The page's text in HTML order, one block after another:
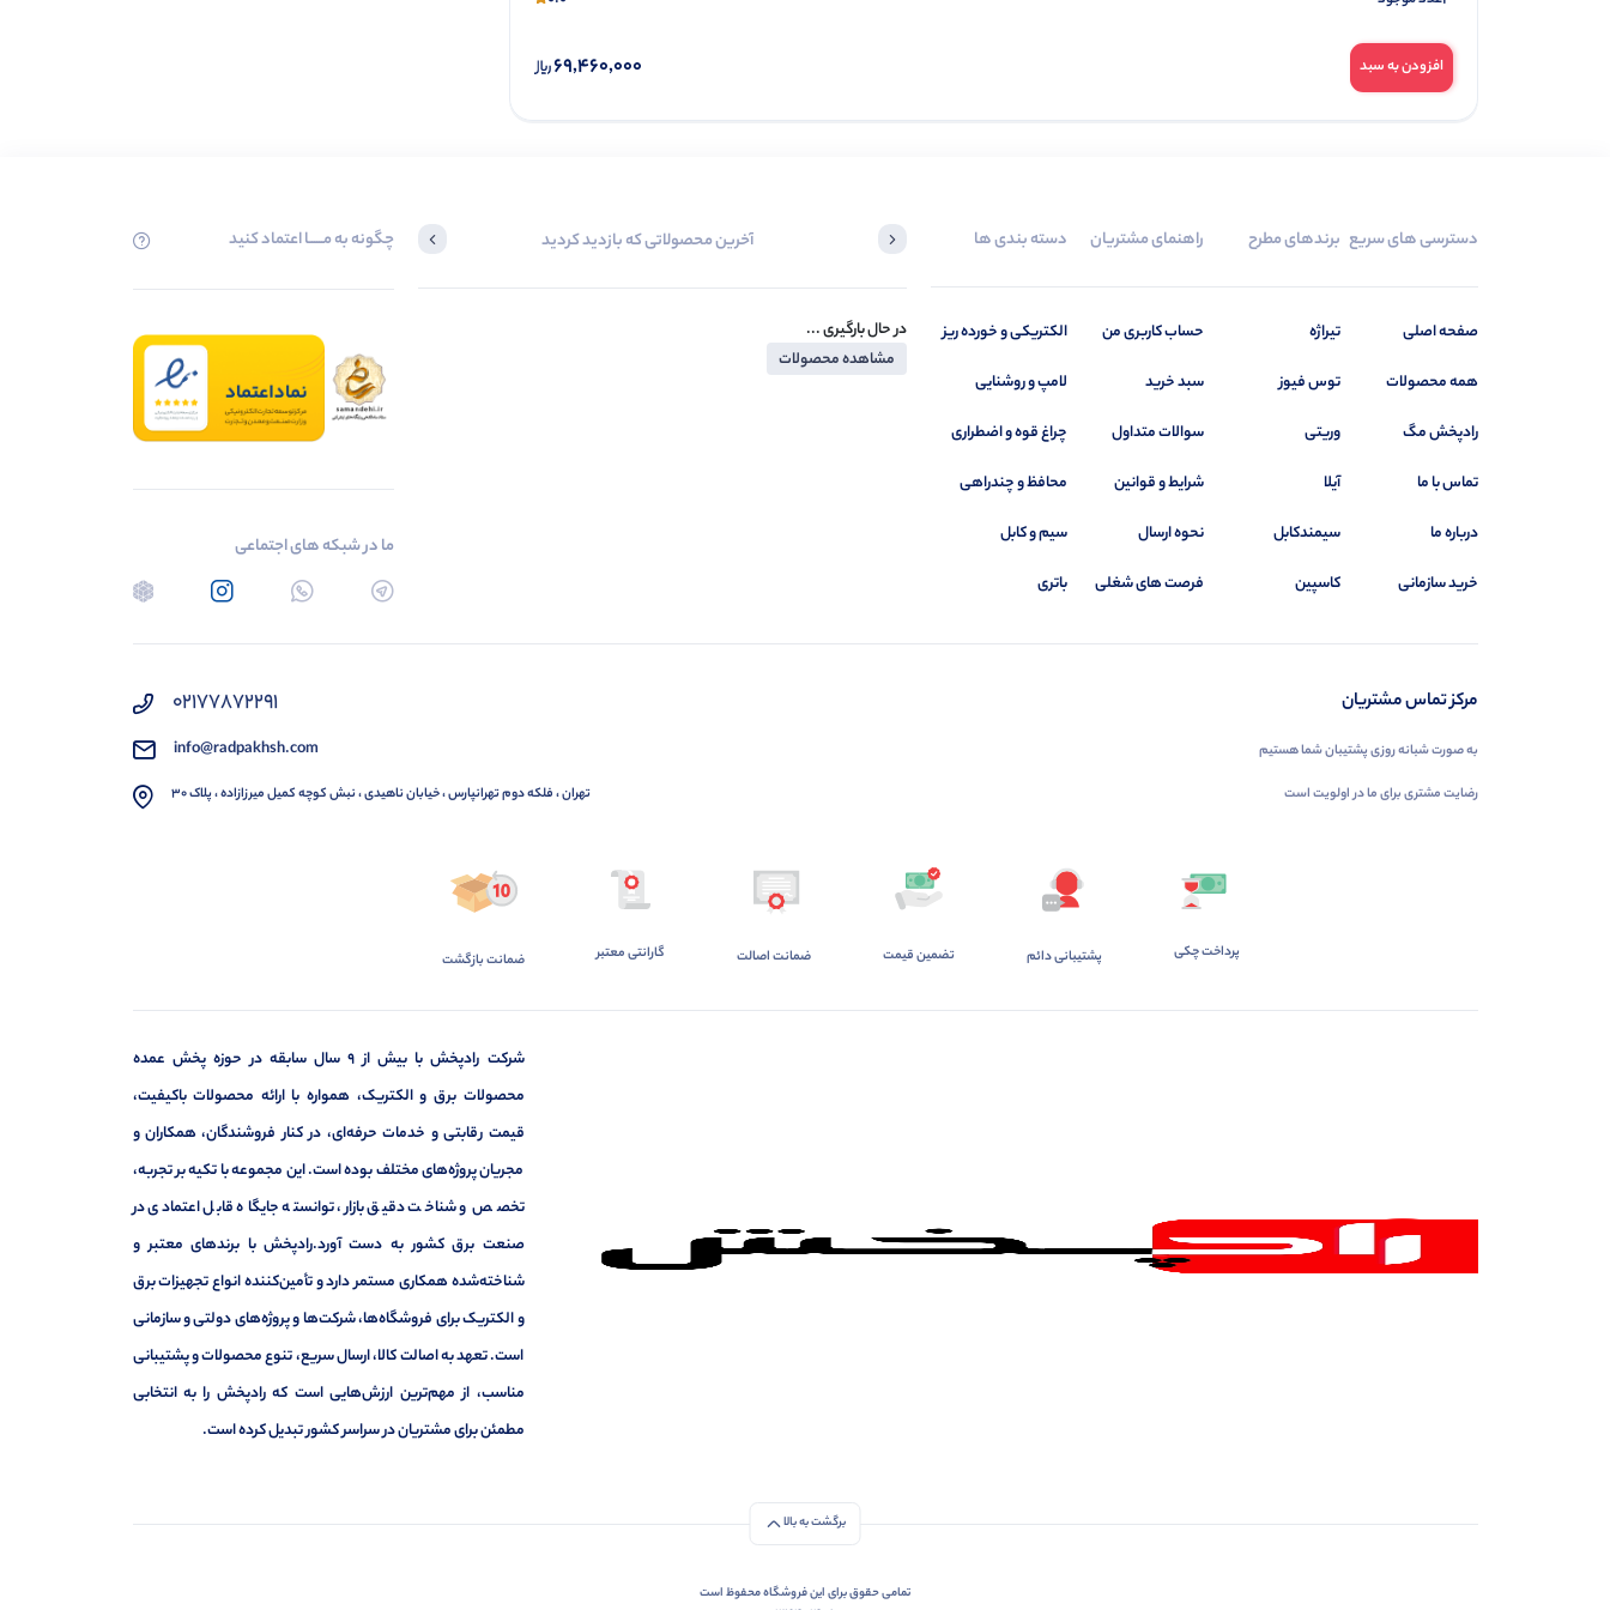
افزودن به سبد 69,460,000
دسترسی های سریع
صفحه اصلی
همه محصولات
رادپخش مگ
تماس با ما
درباره ما
خرید سازمانی
برندهای مطرح
تیراژه
توس فیوز
وریتی
آیلا
سیمندکابل
کاسپین
راهنمای مشتریان
حساب کاربری من
سبد خرید
سوالات متداول
شرایط و قوانین
نحوه ارسال
فرصت های شغلی
دسته بندی ها
الکتریکی و خورده ریز
لامپ و روشنایی
چراغ قوه و اضطراری
محافظ و چندراهی
سیم و کابل
باتری
آخرین محصولاتی که بازدید کردید
در حال بارگیری ...
مشاهده محصولات
چگونه به مــــــا اعتماد کنید
ما در شبکه های اجتماعی
مرکز تماس مشتریان
به صورت شبانه روزی پشتیبان شما هستیم
رضایت مشتری برای ما در اولویت است
02177872291
info@radpakhsh.com
تهران ، فلکه دوم تهرانپارس ، خیابان ناهیدی ، نبش کوچه کمیل میرزازاده ، پلاک 30
پرداخت چکی پشتیبانی دائم تضمین قیمت ضمانت اصالت گارانتی معتبر ضمانت بازگشت
شرکت رادپخش با بیش از ۹ سال سابقه در حوزه پخش عمده
محصولات برق و الکتریک، همواره با ارائه محصولات باکیفیت،
قیمت رقابتی و خدمات حرفه‌ای، در کنار فروشندگان، همکاران و
مجریان پروژه‌های مختلف بوده است. این مجموعه با تکیه بر تجربه،
تخصص و شناخت دقیق بازار، توانسته جایگاه قابل اعتمادی در
صنعت برق کشور به دست آورد.رادپخش با برندهای معتبر و
شناخته‌شده همکاری مستمر دارد و تأمین‌کننده انواع تجهیزات برق
و الکتریک برای فروشگاه‌ها، شرکت‌ها و پروژه‌های دولتی و سازمانی
است. تعهد به اصالت کالا، ارسال سریع، تنوع محصولات و پشتیبانی
مناسب، از مهم‌ترین ارزش‌هایی است که رادپخش را به انتخابی
مطمئن برای مشتریان در سراسر کشور تبدیل کرده است.
برگشت به بالا
تمامی حقوق برای این فروشگاه محفوظ است